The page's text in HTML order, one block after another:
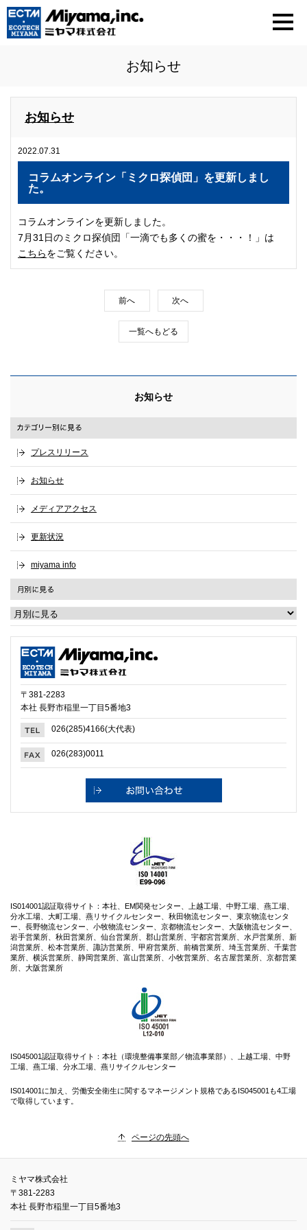
お知らせ
お知らせ
2022.07.31
コラムオンライン「ミクロ探偵団」を更新しまし
た。
コラムオンラインを更新しました。
7月31日のミクロ探偵団「一滴でも多くの蜜を・・・！」は
こちらをご覧ください。
前へ
一覧へもどる
次へ
お知らせ
プレスリリース
お知らせ
メディアアクセス
更新状況
miyama info
〒381-2283
本社 長野市稲里一丁目5番地3
026(285)4166(大代表)
026(283)0011
IS014001認証取得サイト：本社、EM関発センター、上越工場、中野工場、燕工場、
分水工場、大町工場、燕リサイクルセンター、秋田物流センター、東京物流センタ
ー、長野物流センター、小牧物流センター、京都物流センター、大阪物流センター、
岩手営業所、秋田営業所、仙台営業所、郡山営業所、宇都宮営業所、水戸営業所、新
潟営業所、松本営業所、諏訪営業所、甲府営業所、前橋営業所、埼玉営業所、千葉営
業所、横浜営業所、静岡営業所、富山営業所、小牧営業所、名古屋営業所、京都営業
所、大阪営業所
IS045001認証取得サイト：本社（環境整備事業部／物流事業部）、上越工場、中野
工場、燕工場、分水工場、燕リサイクルセンター
IS014001に加え、労働安全衛生に関するマネージメント規格であるIS045001も4工場
で取得しています。
ページの先頭へ
ミヤマ株式会社
〒381-2283
本社 長野市稲里一丁目5番地3